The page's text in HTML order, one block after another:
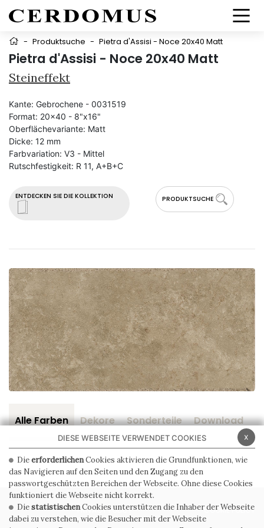
- Produktsuche - Pietra d'Assisi - Noce 20x40 Matt
Pietra d'Assisi - Noce 20x40 Matt
Steineffekt
ENTDECKEN SIE DIE KOLLEKTION PRODUKTSUCHE
Kante: Gebrochene - 0031519
Format: 20x40 - 8"x16"
Oberflächevariante: Matt
Dicke: 12 mm
Farbvariation: V3 - Mittel
Rutschfestigkeit: R 11, A+B+C
Alle Farben Dekore Sonderteile Download
PRIVACY POLICY COOKIE POLICY
x
DIESE WEBSEITE VERWENDET COOKIES
DieerforderlichenCookies aktivieren die Grundfunktionen, wie
das Navigieren auf den Seiten und den Zugang zu den
passwortgeschützten Bereichen der Webseite. Ohne diese Cookies
funktioniert die Webseite nicht korrekt.
DiestatistischenCookies unterstützen die Inhaber der Webseite
dabei zu verstehen, wie die Besucher mit der Webseite